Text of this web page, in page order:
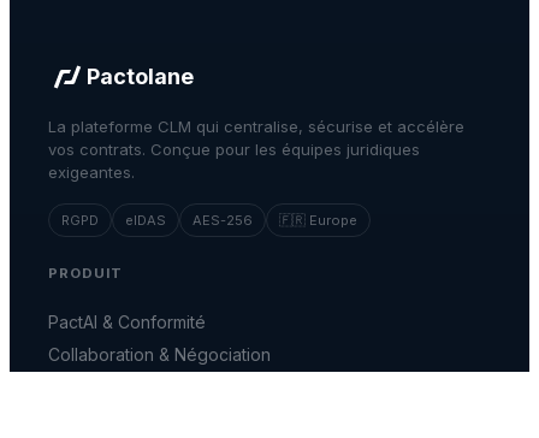
Pactolane
La plateforme CLM qui centralise, sécurise et accélère
vos contrats. Conçue pour les équipes juridiques
exigeantes.
RGPD eIDAS AES-256 🇫🇷 Europe
PRODUIT
PactAI & Conformité
Collaboration & Négociation